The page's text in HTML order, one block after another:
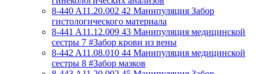
8-440 A11.20.002 42 Манипуляция Забор
гистологического материала
8-441 A11.12.009 43 Манипуляция медицинской
сестры 7 #Забор крови из вены
8-442 A11.08.010 44 Манипуляция медицинской
сестры 8 #Забор мазков